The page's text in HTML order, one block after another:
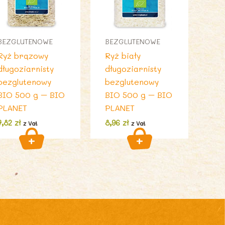
brązowy
500 g – BIO
zł z Vat
BEZGLUTENOWE
Ryż biały
długoziarnisty
bezglutenowy
BIO 500 g – BIO
PLANET
8,96zł z Vat